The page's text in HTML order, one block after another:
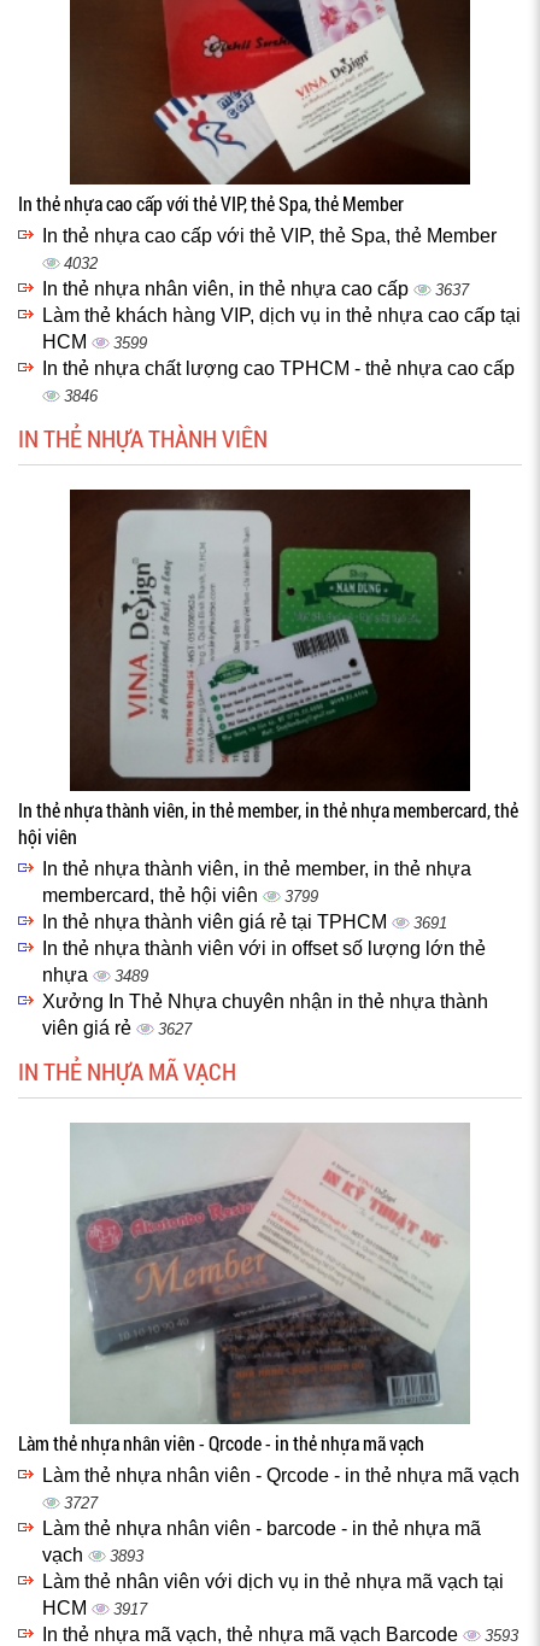
In thẻ nhựa cao cấp với thẻ VIP, thẻ Spa, thẻ Member
In thẻ nhựa cao cấp với thẻ VIP, thẻ Spa, thẻ Member
4032
In thẻ nhựa nhân viên, in thẻ nhựa cao cấp 3637
Làm thẻ khách hàng VIP, dịch vụ in thẻ nhựa cao cấp tại
HCM
3599
In thẻ nhựa chất lượng cao TPHCM - thẻ nhựa cao cấp
3846
IN THẺ NHỰA THÀNH VIÊN
In thẻ nhựa thành viên, in thẻ member, in thẻ nhựa membercard, thẻ
hội viên
In thẻ nhựa thành viên, in thẻ member, in thẻ nhựa
membercard, thẻ hội viên
3799
In thẻ nhựa thành viên giá rẻ tại TPHCM 3691
In thẻ nhựa thành viên với in offset số lượng lớn thẻ
nhựa
3489
Xưởng In Thẻ Nhựa chuyên nhận in thẻ nhựa thành
viên giá rẻ
3627
IN THẺ NHỰA MÃ VẠCH
Làm thẻ nhựa nhân viên - Qrcode - in thẻ nhựa mã vạch
Làm thẻ nhựa nhân viên - Qrcode - in thẻ nhựa mã vạch
3727
Làm thẻ nhựa nhân viên - barcode - in thẻ nhựa mã
vạch
3893
Làm thẻ nhân viên với dịch vụ in thẻ nhựa mã vạch tại
HCM
3917
In thẻ nhựa mã vạch, thẻ nhựa mã vạch Barcode 3593